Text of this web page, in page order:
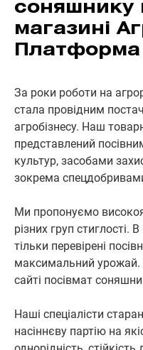
соняшнику
магазині
Платформа
За роки роботи на
стала провідним
агробізнесу. Наш
представлений
культур, засобами
зокрема
Ми пропонуємо
різних груп стиглості.
тільки перевірені
максимальний урожай.
сайті посівмат
Наші спеціалісти
насіннєву партію на